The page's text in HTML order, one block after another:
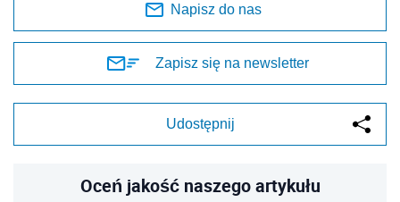
Napisz do nas
Zapisz się na newsletter
Udostępnij
Oceń jakość naszego artykułu